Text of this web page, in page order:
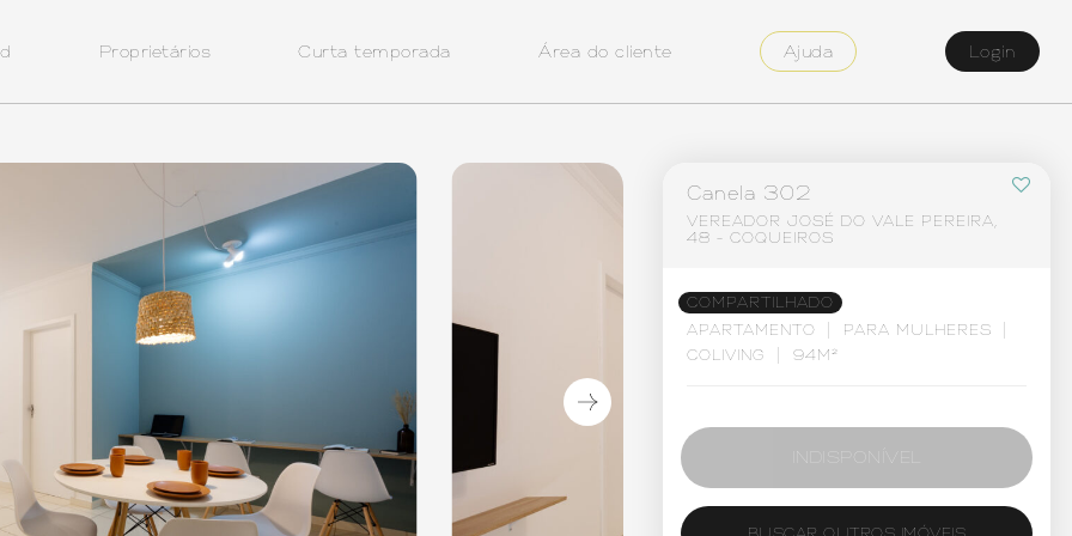
Proprietários Curta temporada Área do cliente Ajuda Login
Canela 302
VEREADOR JOSÉ DO VALE PEREIRA,
48 - COQUEIROS
COMPARTILHADO
APARTAMENTO
PARA MULHERES
COLIVING
94M²
INDISPONÍVEL